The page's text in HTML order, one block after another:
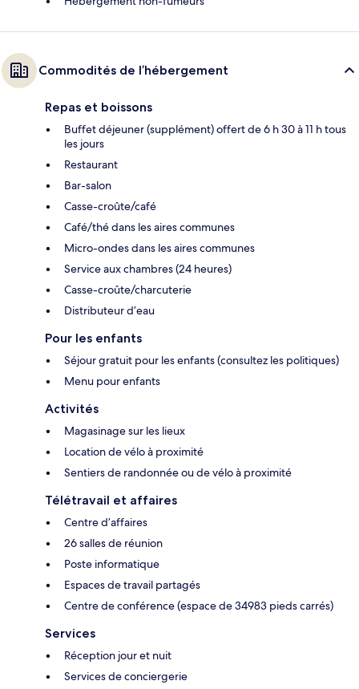
Commodités de l’hébergement
Repas et boissons
Buffet déjeuner (supplément) offert de 6 h 30 à 11 h tous
les jours
Restaurant
Bar-salon
Casse-croûte/café
Café/thé dans les aires communes
Micro-ondes dans les aires communes
Service aux chambres (24 heures)
Casse-croûte/charcuterie
Distributeur d’eau
Pour les enfants
Séjour gratuit pour les enfants (consultez les politiques)
Menu pour enfants
Activités
Magasinage sur les lieux
Location de vélo à proximité
Sentiers de randonnée ou de vélo à proximité
Télétravail et affaires
Centre d’affaires
26 salles de réunion
Poste informatique
Espaces de travail partagés
Centre de conférence (espace de 34983 pieds carrés)
Services
Réception jour et nuit
Services de conciergerie